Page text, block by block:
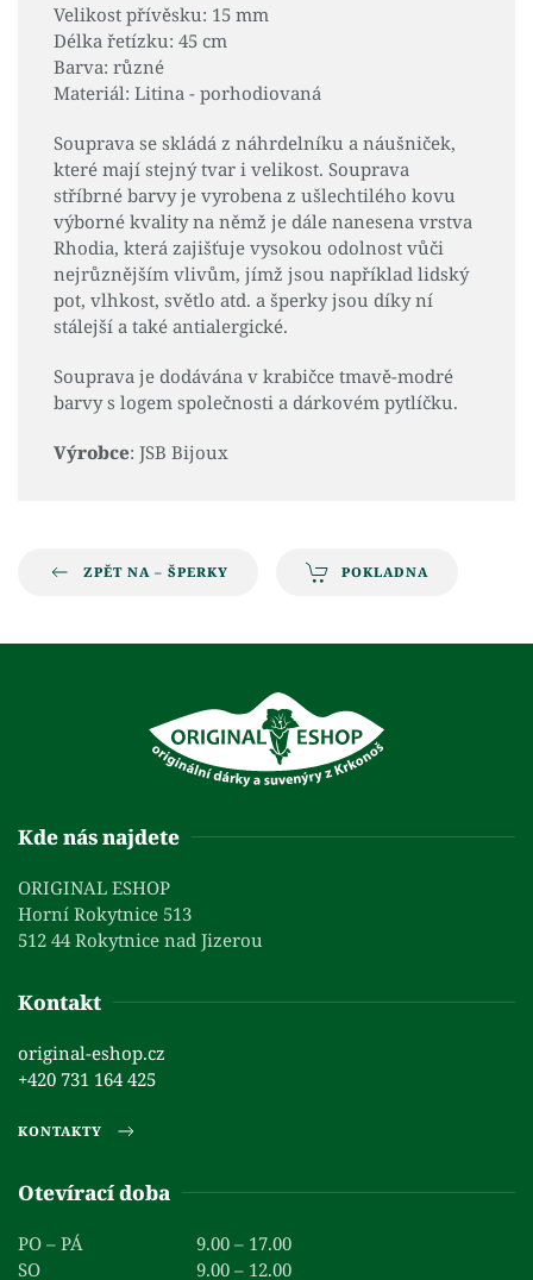
Velikost přívěsku: 15 mm
Délka řetízku: 45 cm
Barva: různé
Materiál: Litina - porhodiovaná
Souprava se skládá z náhrdelníku a náušniček,
které mají stejný tvar i velikost. Souprava
stříbrné barvy je vyrobena z ušlechtilého kovu
výborné kvality na němž je dále nanesena vrstva
Rhodia, která zajišťuje vysokou odolnost vůči
nejrůznějším vlivům, jímž jsou například lidský
pot, vlhkost, světlo atd. a šperky jsou díky ní
stálejší a také antialergické.
Souprava je dodávána v krabičce tmavě-modré
barvy s logem společnosti a dárkovém pytlíčku.
Výrobce: JSB Bijoux
ZPĚT NA – ŠPERKY POKLADNA
Kde nás najdete
ORIGINAL ESHOP
Horní Rokytnice 513
512 44 Rokytnice nad Jizerou
Kontakt
original-eshop.cz
+420 731 164 425
KONTAKTY
Otevírací doba
PO – PÁ
9.00 – 17.00
SO
9.00 – 12.00